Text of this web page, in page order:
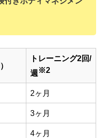
トレーニング2回/
週 ※2
2ヶ月
3ヶ月
4ヶ月